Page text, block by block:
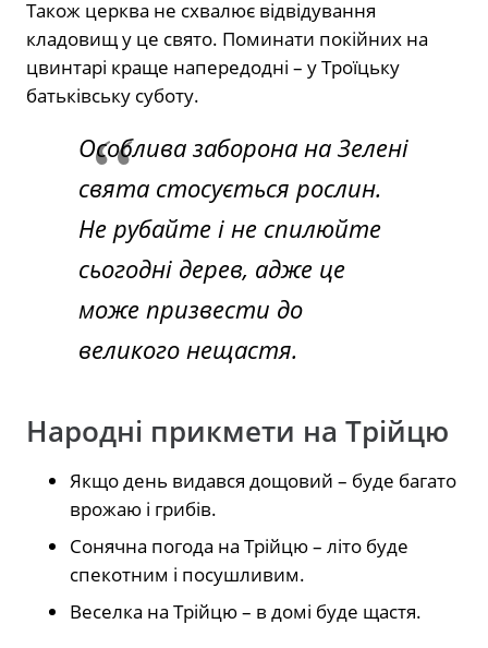
Також церква не схвалює відвідування
кладовищ у це свято. Поминати покійних на
цвинтарі краще напередодні – у Троїцьку
батьківську суботу.
Особлива заборона на Зелені
свята стосується рослин.
Не рубайте і не спилюйте
сьогодні дерев, адже це
може призвести до
великого нещастя.
Народні прикмети на Трійцю
Якщо день видався дощовий – буде багато
врожаю і грибів.
Сонячна погода на Трійцю – літо буде
спекотним і посушливим.
Веселка на Трійцю – в домі буде щастя.